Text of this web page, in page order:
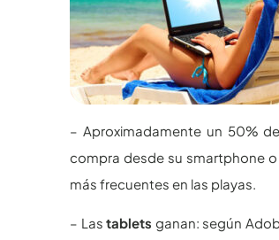
– Aproximadamente un 50%
compra desde su smartphone
más frecuentes en las playas.
– Las tablets ganan: según